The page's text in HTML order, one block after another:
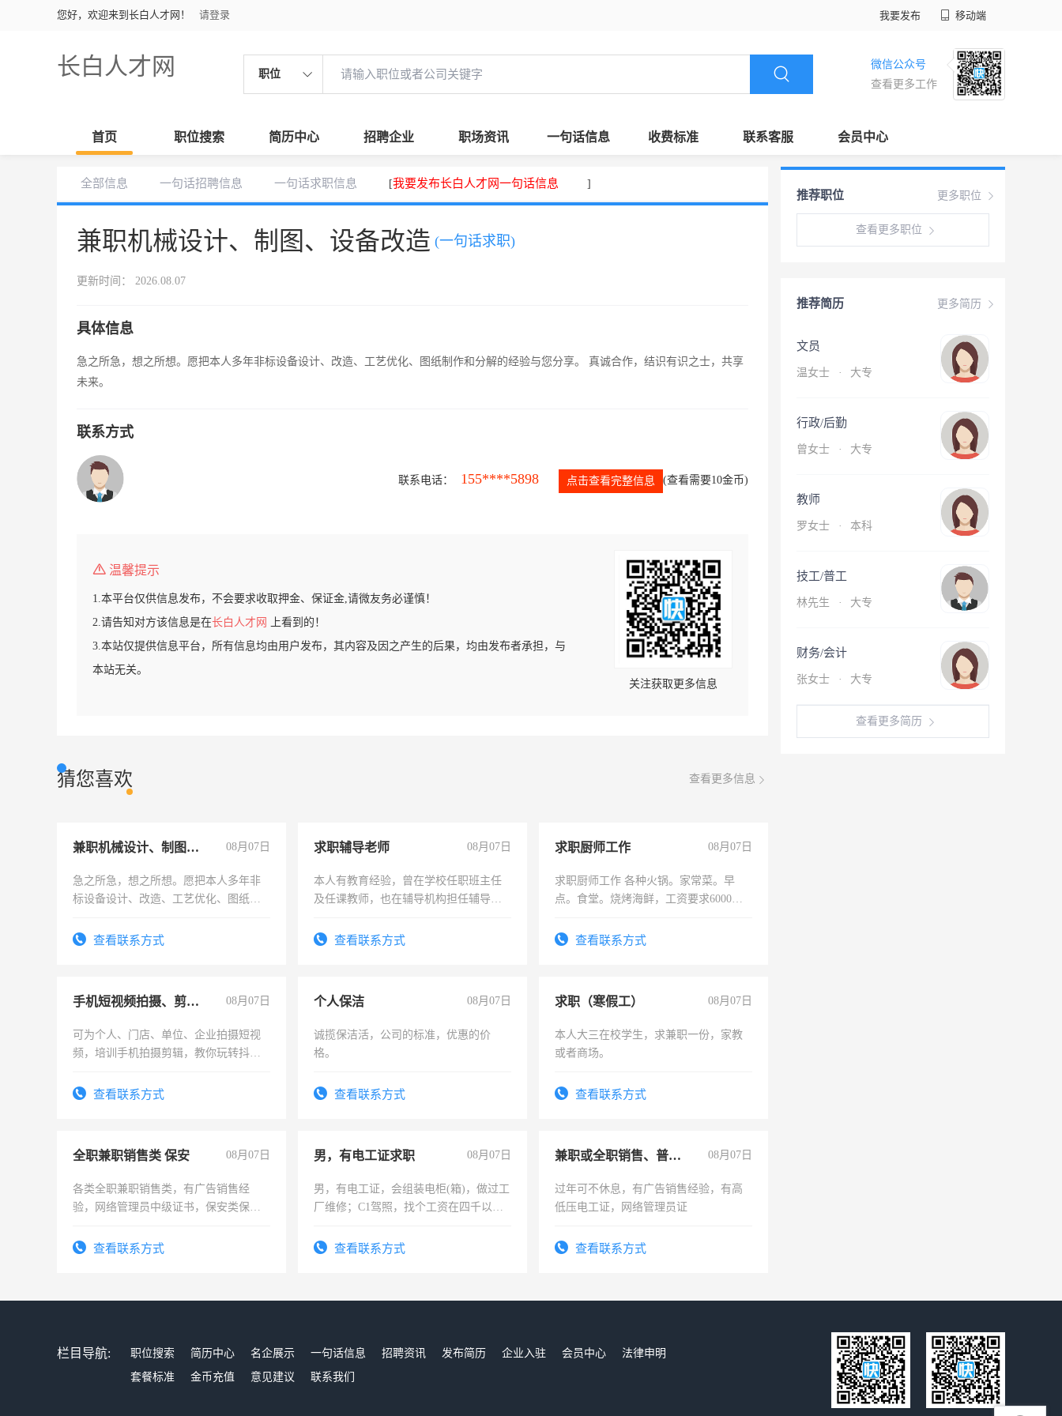
您好，欢迎来到长白人才网！ 请登录 我要发布 移动端
长白人才网 职位
微信公众号
查看更多工作
首页 职位搜索 简历中心 招聘企业 职场资讯 一句话信息 收费标准 联系客服 会员中心
全部信息 一句话招聘信息 一句话求职信息 [我要发布长白人才网一句话信息 ]
兼职机械设计、制图、设备改造 (一句话求职)
更新时间： 2026.08.07
具体信息
急之所急，想之所想。愿把本人多年非标设备设计、改造、工艺优化、图纸制作和分解的经验与您分享。 真诚合作，结识有识之士，共享
未来。
联系方式
联系电话： 155****5898 点击查看完整信息 (查看需要10金币)
温馨提示
1.本平台仅供信息发布，不会要求收取押金、保证金,请微友务必谨慎！
2.请告知对方该信息是在长白人才网
上看到的！
3.本站仅提供信息平台，所有信息均由用户发布，其内容及因之产生的后果，均由发布者承担，与
本站无关。
关注获取更多信息
猜您喜欢 查看更多信息
兼职机械设计、制图、设备改造 08月07日
急之所急，想之所想。愿把本人多年非
标设备设计、改造、工艺优化、图纸制
结识有识之士，共享未来。
查看联系方式
求职辅导老师 08月07日
本人有教育经验，曾在学校任职班主任
及任课教师，也在辅导机构担任辅导教
查看联系方式
求职厨师工作 08月07日
求职厨师工作 各种火锅。家常菜。早
点。食堂。烧烤海鲜，工资要求6000以
查看联系方式
手机短视频拍摄、剪辑、抖音快手 08月07日
可为个人、门店、单位、企业拍摄短视
频，培训手机拍摄剪辑，教你玩转抖音
频，培训手机拍摄剪辑，教你玩转抖
查看联系方式
个人保洁 08月07日
诚揽保洁活，公司的标准，优惠的价
格。
查看联系方式
求职（寒假工） 08月07日
本人大三在校学生，求兼职一份，家教
或者商场。
查看联系方式
全职兼职销售类 保安 08月07日
各类全职兼职销售类，有广告销售经
验，网络管理员中级证书，保安类保安
有高低压电工证和十几年工作经验
查看联系方式
男，有电工证求职 08月07日
男，有电工证，会组装电柜(箱)，做过工
厂维修；C1驾照，找个工资在四千以
电话查看联系方式
兼职或全职销售、普工、维修 08月07日
过年可不休息，有广告销售经验，有高
低压电工证，网络管理员证
查看联系方式
更多职位
推荐职位
查看更多职位
更多简历
推荐简历
文员
温女士 · 大专
行政/后勤
曾女士 · 大专
教师
罗女士 · 本科
技工/普工
林先生 · 大专
财务/会计
张女士 · 大专
查看更多简历
栏目导航: 职位搜索 简历中心 名企展示 一句话信息 招聘资讯 发布简历 企业入驻 会员中心
法律申明
套餐标准
金币充值 意见建议 联系我们